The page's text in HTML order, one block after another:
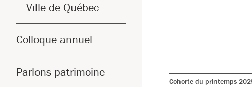
Ville de Québec
Colloque annuel
Parlons patrimoine
Cohorte du printemps